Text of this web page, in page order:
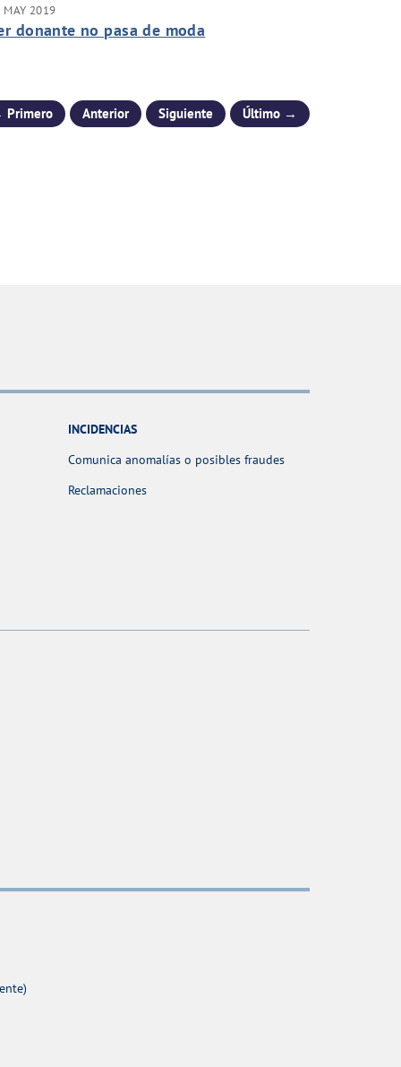
MAY 2019
donante no pasa de moda
Anterior Siguiente Último →
INCIDENCIAS
Comunica anomalías o posibles fraudes
Reclamaciones